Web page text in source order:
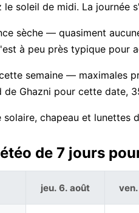
le soleil de midi. La journée
sèche — quasiment
à peu près typique pour
semaine — maximales
de Ghazni pour cette date,
solaire, chapeau et lunettes
de 7 jours
jeu. 6. août